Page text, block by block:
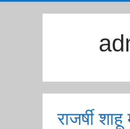
राजर्षी